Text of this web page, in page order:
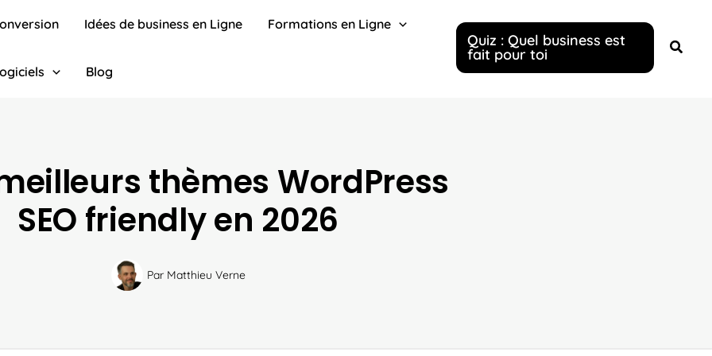
Idées de business en Ligne Formations en Ligne
Blog
Quiz : Quel business est
fait pour toi
thèmes WordPress
SEO friendly en 2026
ParMatthieu Verne